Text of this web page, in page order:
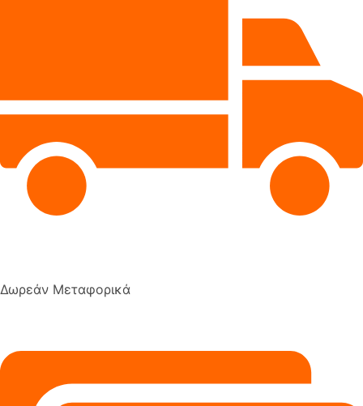
Δωρεάν Μεταφορικά